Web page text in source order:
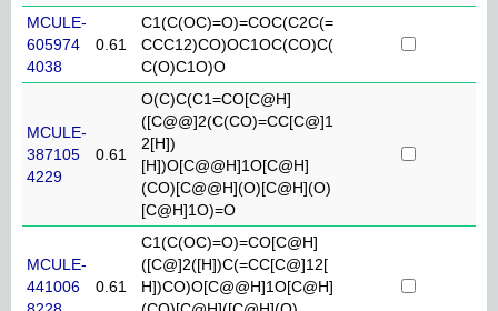
MCULE-
605974
4038
0.61
C1(C(OC)=O)=COC(C2C(=
CCC12)CO)OC1OC(CO)C(
C(O)C1O)O
MCULE-
387105
4229
0.61
O(C)C(C1=CO[C@H]
([C@@]2(C(CO)=CC[C@]1
2[H])
[H])O[C@@H]1O[C@H]
(CO)[C@@H](O)[C@H](O)
[C@H]1O)=O
MCULE-
441006
0.61
C1(C(OC)=O)=CO[C@H]
([C@]2([H])C(=CC[C@]12[
H])CO)O[C@@H]1O[C@H]